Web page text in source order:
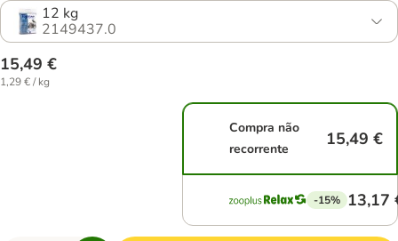
12 kg
2149437.0
15,49 €
1,29 € / kg
Compra não
recorrente
15,49 €
-15% 13,17